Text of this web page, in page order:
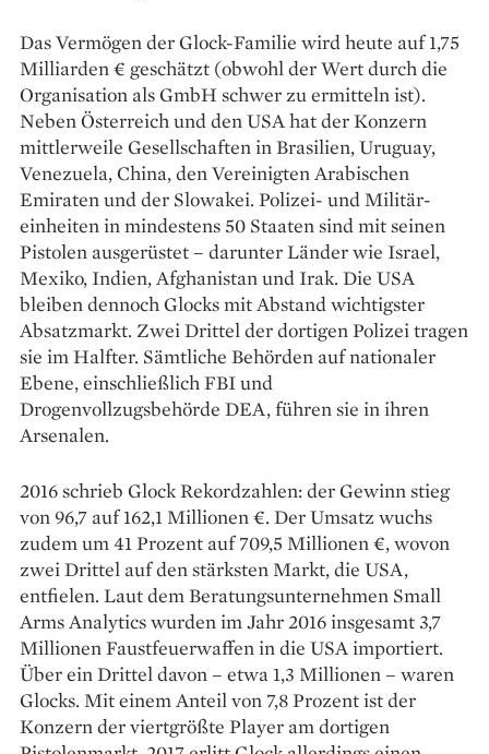
Das Vermögen der Glock-Familie wird heute auf 1,75
Milliarden € geschätzt (obwohl der Wert durch die
Organisation als GmbH schwer zu ermitteln ist).
Neben Österreich und den USA hat der Konzern
mittlerweile Gesellschaften in Brasilien, Uruguay,
Venezuela, China, den Vereinigten Arabischen
Emiraten und der Slowakei. Polizei- und Militär­
einheiten in mindestens 50 Staaten sind mit seinen
Pistolen ausgerüstet – darunter Länder wie Israel,
Mexiko, Indien, Afghanistan und Irak. Die USA
bleiben dennoch Glocks mit Abstand wichtigster
Absatzmarkt. Zwei Drittel der dortigen Polizei tragen
sie im Halfter. Sämtliche Behörden auf nationaler
Ebene, einschließlich FBI und
Drogenvollzugsbehörde DEA, führen sie in ihren
Arsenalen.
2016 schrieb Glock Rekordzahlen: der Gewinn stieg
von 96,7 auf 162,1 Millionen €. Der Umsatz wuchs
zudem um 41 Prozent auf 709,5 Millionen €, wovon
zwei Drittel auf den stärksten Markt, die USA,
entfielen. Laut dem Beratungsunternehmen Small
Arms Analytics wurden im Jahr 2016 insgesamt 3,7
Millionen Faustfeuerwaffen in die USA importiert.
Über ein Drittel davon – etwa 1,3 Millionen – waren
Glocks. Mit einem Anteil von 7,8 Prozent ist der
Konzern der viertgrößte Player am dortigen